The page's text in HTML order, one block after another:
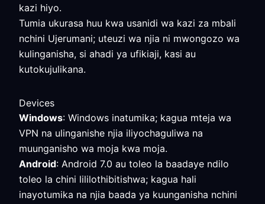
kazi hiyo.
Tumia ukurasa huu kwa usanidi wa kazi za mbali
nchini Ujerumani; uteuzi wa njia ni mwongozo wa
kulinganisha, si ahadi ya ufikiaji, kasi au
kutokujulikana.
Devices
Windows: Windows inatumika; kagua mteja wa
VPN na ulinganishe njia iliyochaguliwa na
muunganisho wa moja kwa moja.
Android: Android 7.0 au toleo la baadaye ndilo
toleo la chini lililothibitishwa; kagua hali
inayotumika na njia baada ya kuunganisha nchini